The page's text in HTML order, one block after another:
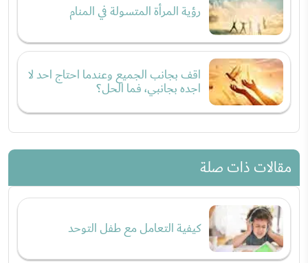
رؤية المرأة المتسولة في المنام
اقف بجانب الجميع وعندما احتاج احد لا
اجده بجانبي، فما الحل؟
مقالات ذات صلة
كيفية التعامل مع طفل التوحد